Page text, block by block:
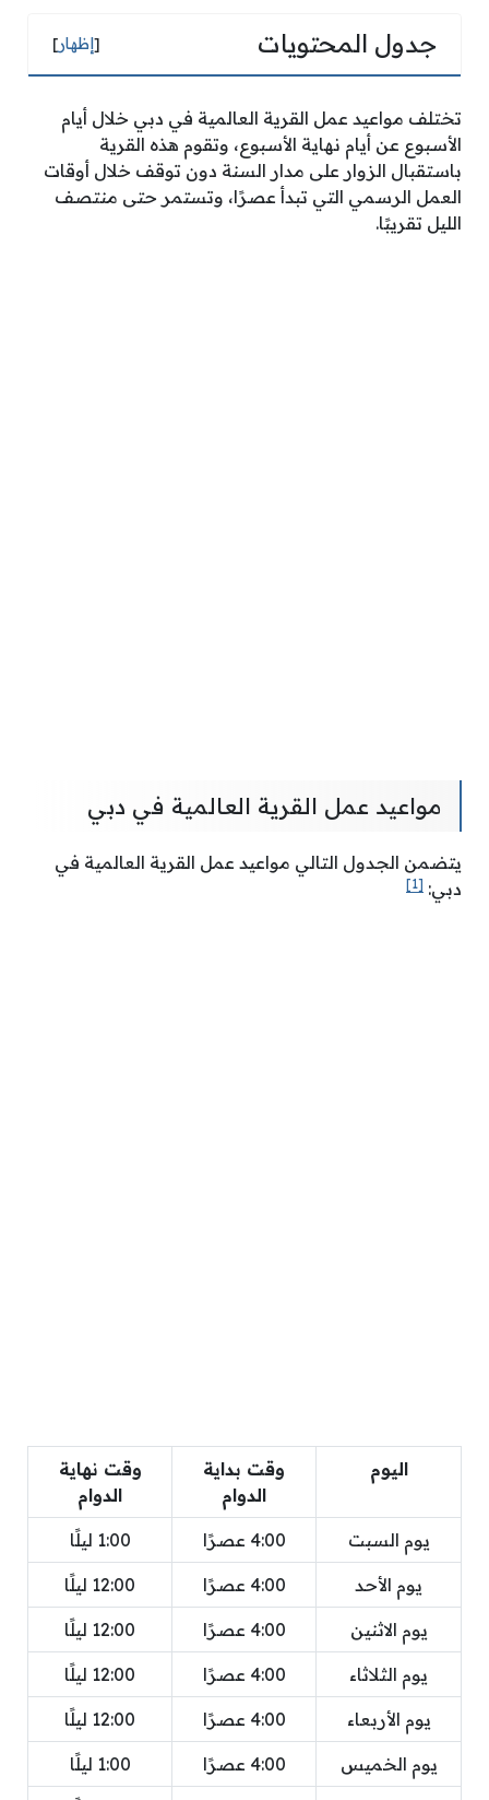
جدول المحتويات [إظهار]
تختلف مواعيد عمل القرية العالمية في دبي خلال أيام
الأسبوع عن أيام نهاية الأسبوع، وتقوم هذه القرية
باستقبال الزوار على مدار السنة دون توقف خلال أوقات
العمل الرسمي التي تبدأ عصرًا، وتستمر حتى منتصف
الليل تقريبًا.
مواعيد عمل القرية العالمية في دبي
يتضمن الجدول التالي مواعيد عمل القرية العالمية في
دبي: [1]
اليوم
وقت بداية
الدوام
وقت نهاية
الدوام
يوم السبت 4:00 عصرًا 1:00 ليلًا
يوم الأحد 4:00 عصرًا 12:00 ليلًا
يوم الاثنين 4:00 عصرًا 12:00 ليلًا
يوم الثلاثاء 4:00 عصرًا 12:00 ليلًا
يوم الأربعاء 4:00 عصرًا 12:00 ليلًا
يوم الخميس 4:00 عصرًا 1:00 ليلًا